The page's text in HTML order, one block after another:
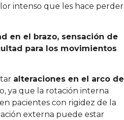
intenso que les hace perder
en el brazo, sensación de
para los movimientos
alteraciones en el arco de
ya que la rotación interna
pacientes con rigidez de la
externa puede estar